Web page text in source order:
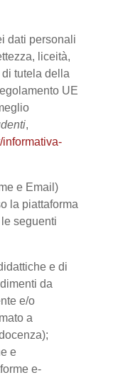
dati personali
liceità,
tutela della
UE
,
e Email)
la piattaforma
seguenti
e di
da
e/o
a
e
e-